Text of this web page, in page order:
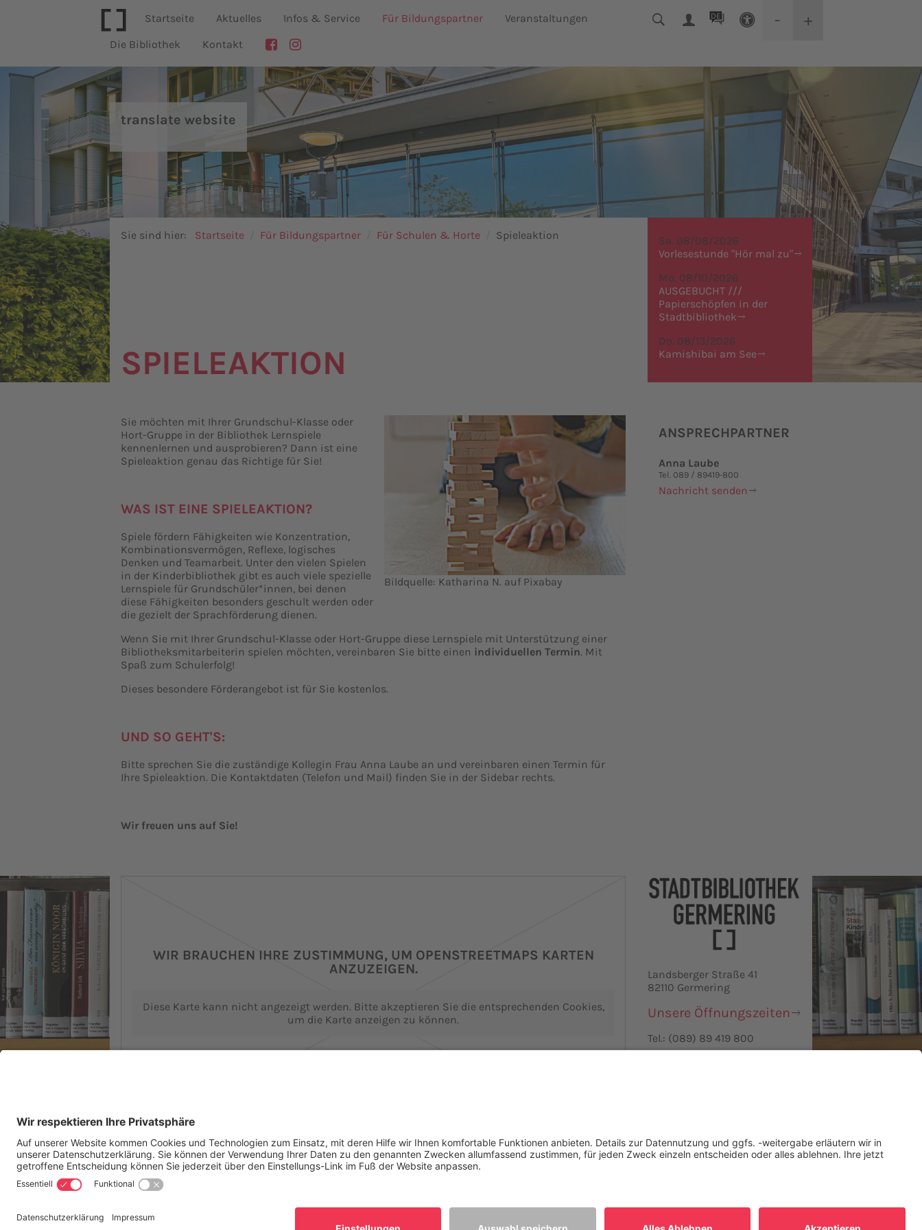
+
-
DE
Startseite Aktuelles Infos & Service Für Bildungspartner
Veranstaltungen
Die Bibliothek
Kontakt
translate website
Sie sind hier: Startseite Für Bildungspartner Für Schulen & Horte Spieleaktion
SPIELEAKTION
Sa. 08/08/2026
Vorlesestunde "Hör mal zu"
Mo. 08/10/2026
AUSGEBUCHT ///
Papierschöpfen in der
Stadtbibliothek
Do. 08/13/2026
Kamishibai am See
Bildquelle: Katharina N. auf Pixabay
Sie möchten mit Ihrer Grundschul-Klasse oder
Hort-Gruppe in der Bibliothek Lernspiele
kennenlernen und ausprobieren? Dann ist eine
Spieleaktion genau das Richtige für Sie!
WAS IST EINE SPIELEAKTION?
Spiele fördern Fähigkeiten wie Konzentration,
Kombinationsvermögen, Reflexe, logisches
Denken und Teamarbeit. Unter den vielen Spielen
in der Kinderbibliothek gibt es auch viele spezielle
Lernspiele für Grundschüler*innen, bei denen
diese Fähigkeiten besonders geschult werden oder
die gezielt der Sprachförderung dienen.
Wenn Sie mit Ihrer Grundschul-Klasse oder Hort-Gruppe diese Lernspiele mit Unterstützung einer
Bibliotheksmitarbeiterin spielen möchten, vereinbaren Sie bitte einen individuellen Termin. Mit
Spaß zum Schulerfolg!
Dieses besondere Förderangebot ist für Sie kostenlos.
UND SO GEHT'S:
Bitte sprechen Sie die zuständige Kollegin Frau Anna Laube an und vereinbaren einen Termin für
Ihre Spieleaktion. Die Kontaktdaten (Telefon und Mail) finden Sie in der Sidebar rechts.
Wir freuen uns auf Sie!
ANSPRECHPARTNER
Anna Laube
Tel. 089 / 89419-800
Nachricht senden
WIR BRAUCHEN IHRE ZUSTIMMUNG, UM OPENSTREETMAPS KARTEN
ANZUZEIGEN.
Diese Karte kann nicht angezeigt werden. Bitte akzeptieren Sie die entsprechenden Cookies,
um die Karte anzeigen zu können.
Landsberger Straße 41
82110 Germering
Unsere Öffnungszeiten
Tel.: (089) 89 419 800
Die Bibliothek